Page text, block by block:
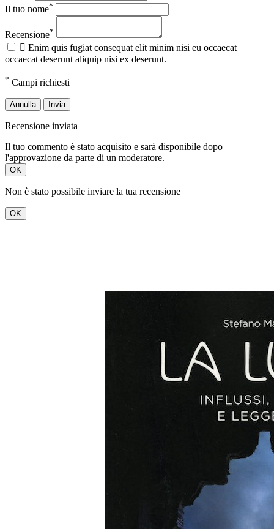
Il tuo nome*
Recensione*
 Enim quis fugiat consequat elit minim nisi eu occaecat
occaecat deserunt aliquip nisi ex deserunt.
* Campi richiesti
Annulla Invia
Recensione inviata
Il tuo commento è stato acquisito e sarà disponibile dopo
l'approvazione da parte di un moderatore.
OK
Non è stato possibile inviare la tua recensione
OK